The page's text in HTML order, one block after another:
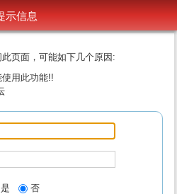
示信息
页面，可能如下几个原因:
用此功能!!
是 否